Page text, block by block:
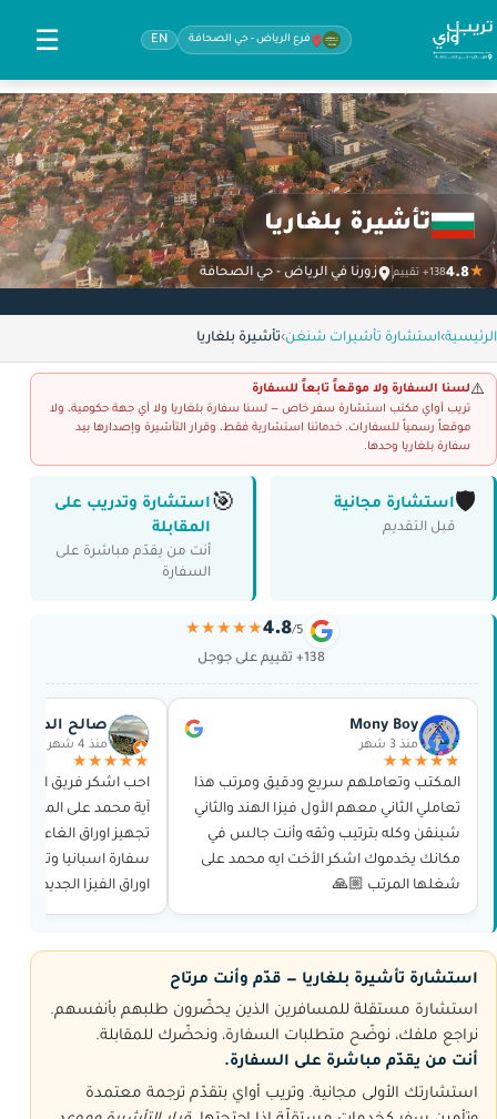
فرع الرياض - حي الصحافة EN
☰
تأشيرة بلغاريا
★
4.8138+ تقييم زورنا في الرياض - حي الصحافة
الرئيسية›استشارة تأشيرات شنغن›تأشيرة بلغاريا
⚠️لسنا السفارة ولا موقعاً تابعاً للسفارة
تريب أواي مكتب استشارة سفر خاص — لسنا سفارة بلغاريا ولا أي جهة حكومية، ولا
موقعاً رسمياً للسفارات. خدماتنا استشارية فقط، وقرار التأشيرة وإصدارها بيد
سفارة بلغاريا وحدها.
🛡️استشارة مجانية
قبل التقديم
🎯 استشارة وتدريب على
المقابلة
أنت من يقدّم مباشرة على
السفارة
4.8/5
★★★★★
138+ تقييم على جوجل
Mony Boy
منذ 3 شهر
★★★★★
المكتب وتعاملهم سريع ودقيق ومرتب هذا
تعاملي الثاني معهم الأول فيزا الهند والثاني
شينقن وكله بترتيب وثقه وأنت جالس في
مكانك يخدموك اشكر الأخت ايه محمد على
شغلها المرتب 🙏🏼
صالح
منذ 4 شهر
★★★★★
احب اشكر فريق العمل
آية محمد على المجهود
تجهيز اوراق الغاء
سفارة اسبانيا وتجهيز
اوراق الفيزا الجديده
و حجز الموعد وغيرها
استشارة تأشيرة بلغاريا — قدّم وأنت مرتاح
استشارة مستقلة للمسافرين الذين يحضّرون طلبهم بأنفسهم.
نراجع ملفك، نوضّح متطلبات السفارة، ونحضّرك للمقابلة.
أنت من يقدّم مباشرة على السفارة.
استشارتك الأولى مجانية. وتريب أواي بتقدّم ترجمة معتمدة